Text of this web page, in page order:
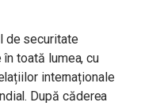
de securitate
toată lumea, cu
internaționale
După căderea